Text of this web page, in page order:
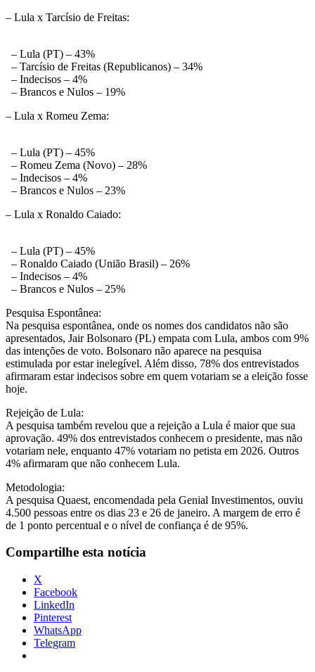
– Lula x Tarcísio de Freitas:
– Lula (PT) – 43%
– Tarcísio de Freitas (Republicanos) – 34%
– Indecisos – 4%
– Brancos e Nulos – 19%
– Lula x Romeu Zema:
– Lula (PT) – 45%
– Romeu Zema (Novo) – 28%
– Indecisos – 4%
– Brancos e Nulos – 23%
– Lula x Ronaldo Caiado:
– Lula (PT) – 45%
– Ronaldo Caiado (União Brasil) – 26%
– Indecisos – 4%
– Brancos e Nulos – 25%
Pesquisa Espontânea:
Na pesquisa espontânea, onde os nomes dos candidatos não são
apresentados, Jair Bolsonaro (PL) empata com Lula, ambos com 9%
das intenções de voto. Bolsonaro não aparece na pesquisa
estimulada por estar inelegível. Além disso, 78% dos entrevistados
afirmaram estar indecisos sobre em quem votariam se a eleição fosse
hoje.
Rejeição de Lula:
A pesquisa também revelou que a rejeição a Lula é maior que sua
aprovação. 49% dos entrevistados conhecem o presidente, mas não
votariam nele, enquanto 47% votariam no petista em 2026. Outros
4% afirmaram que não conhecem Lula.
Metodologia:
A pesquisa Quaest, encomendada pela Genial Investimentos, ouviu
4.500 pessoas entre os dias 23 e 26 de janeiro. A margem de erro é
de 1 ponto percentual e o nível de confiança é de 95%.
Compartilhe esta notícia
X
Facebook
LinkedIn
Pinterest
WhatsApp
Telegram